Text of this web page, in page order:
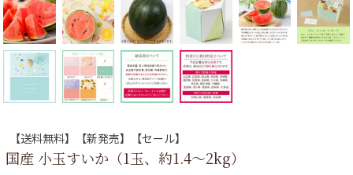
【送料無料】【新発売】【セール】
国産 小玉すいか（1玉、約1.4～2kg）